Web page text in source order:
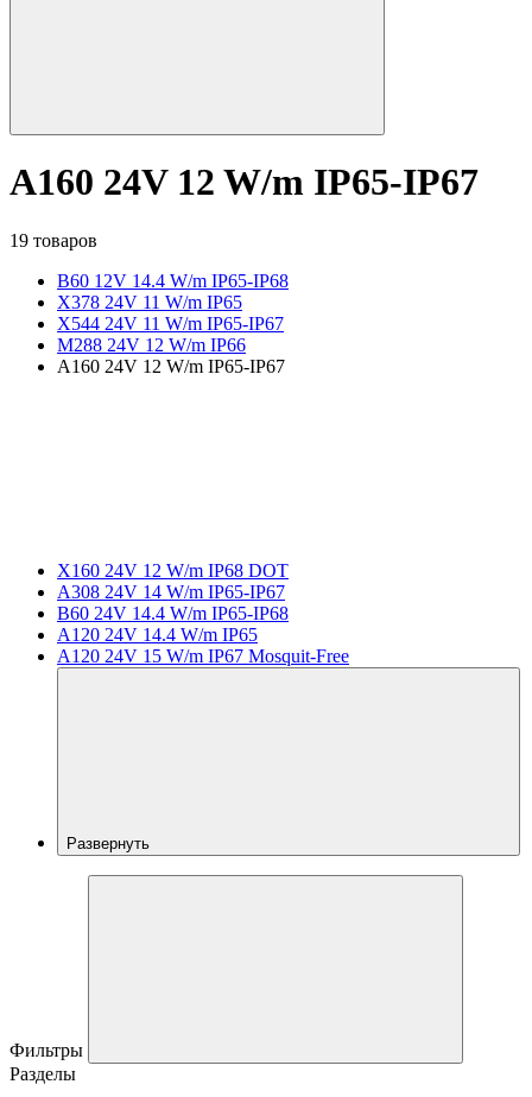
A160 24V 12 W/m IP65-IP67
19 товаров
B60 12V 14.4 W/m IP65-IP68
X378 24V 11 W/m IP65
X544 24V 11 W/m IP65-IP67
M288 24V 12 W/m IP66
A160 24V 12 W/m IP65-IP67
X160 24V 12 W/m IP68 DOT
A308 24V 14 W/m IP65-IP67
B60 24V 14.4 W/m IP65-IP68
A120 24V 14.4 W/m IP65
A120 24V 15 W/m IP67 Mosquit-Free
Развернуть
Фильтры
Разделы